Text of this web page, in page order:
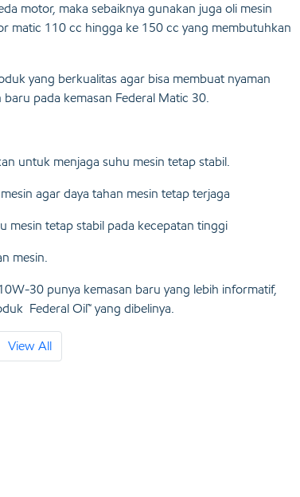
motor, maka sebaiknya gunakan juga oli mesin
matic 110 cc hingga ke 150 cc yang membutuhkan
yang berkualitas agar bisa membuat nyaman
pada kemasan Federal Matic 30.
untuk menjaga suhu mesin tetap stabil.
agar daya tahan mesin tetap terjaga
mesin tetap stabil pada kecepatan tinggi
mesin.
30 punya kemasan baru yang lebih informatif,
Federal Oil™ yang dibelinya.
View All